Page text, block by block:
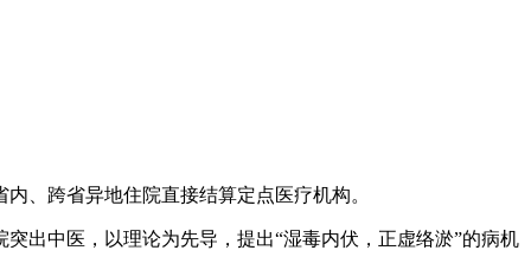
、跨省异地住院直接结算定点医疗机构。
出中医，以理论为先导，提出“湿毒内伏，正虚络淤”的病机